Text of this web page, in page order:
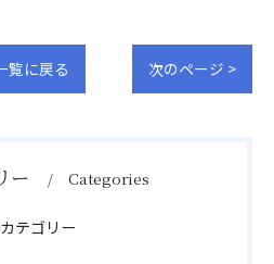
覧に戻る 次のページ >
ー Categories
テゴリー